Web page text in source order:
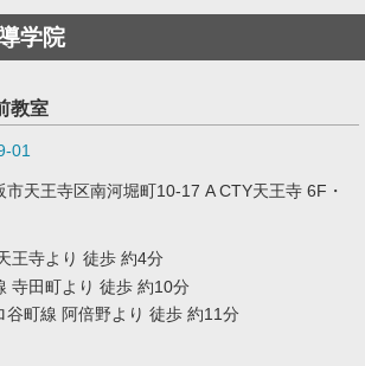
学院
教室
01
市天王寺区南河堀町10-17 A CTY天王寺 6F・
王寺より 徒歩 約4分
寺田町より 徒歩 約10分
谷町線 阿倍野より 徒歩 約11分